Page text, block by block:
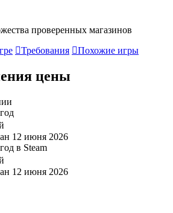
проверенных магазинов
Требования Похожие игры
цены
12 июня 2026
в Steam
12 июня 2026